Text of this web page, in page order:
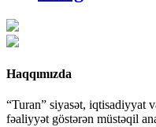
Haqqımızda
“Turan” siyasət, iqtisadiyyat
fəaliyyət göstərən müstəqil